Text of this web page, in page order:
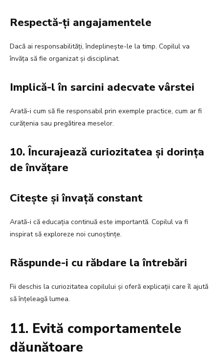
Respectă-ți angajamentele
Dacă ai responsabilități, îndeplinește-le la timp. Copilul va
învăța să fie organizat și disciplinat.
Implică-l în sarcini adecvate vârstei
Arată-i cum să fie responsabil prin exemple practice, cum ar fi
curățenia sau pregătirea meselor.
10. Încurajează curiozitatea și dorința
de învățare
Citește și învață constant
Arată-i că educația continuă este importantă. Copilul va fi
inspirat să exploreze noi cunoștințe.
Răspunde-i cu răbdare la întrebări
Fii deschis la curiozitatea copilului și oferă explicații care îl ajută
să înțeleagă lumea.
11. Evită comportamentele
dăunătoare